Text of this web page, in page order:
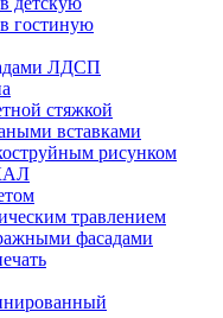
гостиную
ЛДСП
стяжкой
вставками
рисунком
травлением
фасадами